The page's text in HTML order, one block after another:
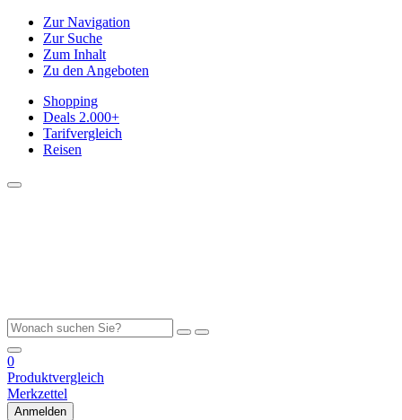
Zur Navigation
Zur Suche
Zum Inhalt
Zu den Angeboten
Shopping
Deals 2.000+
Tarifvergleich
Reisen
0
Produktvergleich
Merkzettel
Anmelden